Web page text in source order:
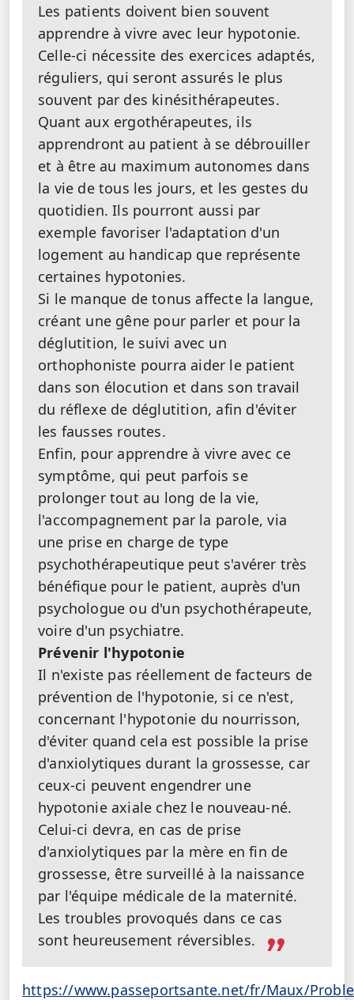
Les patients doivent bien souvent
apprendre à vivre avec leur hypotonie.
Celle-ci nécessite des exercices adaptés,
réguliers, qui seront assurés le plus
souvent par des kinésithérapeutes.
Quant aux ergothérapeutes, ils
apprendront au patient à se débrouiller
et à être au maximum autonomes dans
la vie de tous les jours, et les gestes du
quotidien. Ils pourront aussi par
exemple favoriser l'adaptation d'un
logement au handicap que représente
certaines hypotonies.
Si le manque de tonus affecte la langue,
créant une gêne pour parler et pour la
déglutition, le suivi avec un
orthophoniste pourra aider le patient
dans son élocution et dans son travail
du réflexe de déglutition, afin d'éviter
les fausses routes.
Enfin, pour apprendre à vivre avec ce
symptôme, qui peut parfois se
prolonger tout au long de la vie,
l'accompagnement par la parole, via
une prise en charge de type
psychothérapeutique peut s'avérer très
bénéfique pour le patient, auprès d'un
psychologue ou d'un psychothérapeute,
voire d'un psychiatre.
Prévenir l'hypotonie
Il n'existe pas réellement de facteurs de
prévention de l'hypotonie, si ce n'est,
concernant l'hypotonie du nourrisson,
d'éviter quand cela est possible la prise
d'anxiolytiques durant la grossesse, car
ceux-ci peuvent engendrer une
hypotonie axiale chez le nouveau-né.
Celui-ci devra, en cas de prise
d'anxiolytiques par la mère en fin de
grossesse, être surveillé à la naissance
par l'équipe médicale de la maternité.
Les troubles provoqués dans ce cas
sont heureusement réversibles.
https://www.passeportsante.net/fr/Maux/